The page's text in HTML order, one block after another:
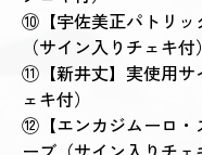
⑩【宇佐美正パトリッ
（サイン入りチェキ付）
⑪【新井丈】実使用サ
ェキ付）
⑫【エンカジムーロ・